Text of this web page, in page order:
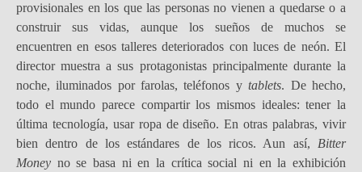
provisionales en los que las personas no vienen a quedarse o a
construir sus vidas, aunque los sueños de muchos se
encuentren en esos talleres deteriorados con luces de neón. El
director muestra a sus protagonistas principalmente durante la
noche, iluminados por farolas, teléfonos ytablets. De hecho,
todo el mundo parece compartir los mismos ideales: tener la
última tecnología, usar ropa de diseño. En otras palabras, vivir
bien dentro de los estándares de los ricos. Aun así, Bitter
Money no se basa ni en la crítica social ni en la exhibición